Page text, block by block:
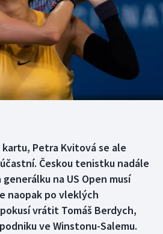
Petra Kvitová se ale
Českou tenistku nadále
na US Open musí
naopak po vleklých
vrátit Tomáš Berdych,
ve Winstonu-Salemu.